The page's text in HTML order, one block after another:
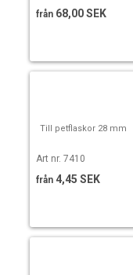
från 68,00 SEK
Till petflaskor 28 mm
Art nr. 7410
från 4,45 SEK